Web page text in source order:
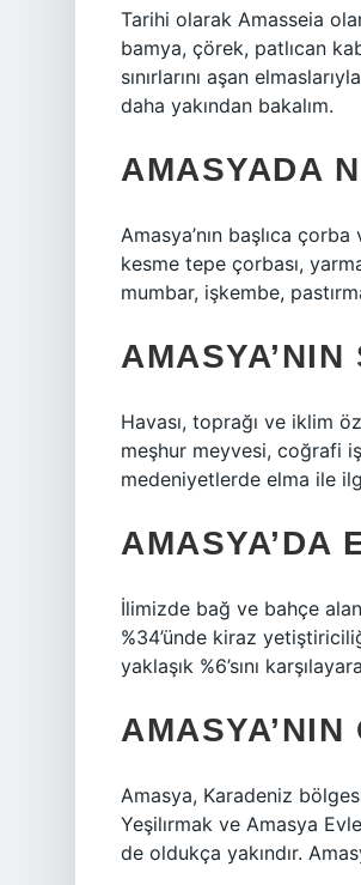
Tarihi olarak Amasseia
bamya, çörek, patlıcan
sınırlarını aşan
daha yakından bakalım.
AMASYADA
Amasya’nın başlıca
kesme tepe çorbası,
mumbar, işkembe,
Havası, toprağı ve iklim
meşhur meyvesi, coğrafi
medeniyetlerde elma ile
AMASYA’DA
İlimizde bağ ve bahçe
%34’ünde kiraz
yaklaşık %6’sını
Amasya, Karadeniz
Yeşilırmak ve Amasya
de oldukça yakındır.